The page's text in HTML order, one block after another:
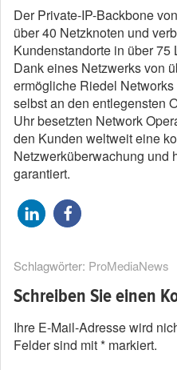
Der Private-IP-Backbone
über 40 Netzknoten und
Kundenstandorte in über 75
Dank eines Netzwerks von
ermögliche Riedel
selbst an den entlegensten
Uhr besetzten Network
den Kunden weltweit eine
Netzwerküberwachung und
garantiert.
Schlagwörter: ProMediaNews
Schreiben Sie einen
Ihre E-Mail-Adresse wird
Felder sind mit* markiert.